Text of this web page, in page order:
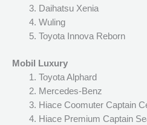
Daihatsu Xenia
Wuling
Toyota Innova Reborn
Mobil Luxury
Toyota Alphard
Mercedes-Benz
Hiace Coomuter Captain
Hiace Premium Captain